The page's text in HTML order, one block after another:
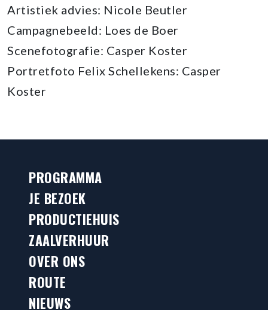
Artistiek advies: Nicole Beutler
Campagnebeeld: Loes de Boer
Scenefotografie: Casper Koster
Portretfoto Felix Schellekens: Casper
Koster
PROGRAMMA
JE BEZOEK
PRODUCTIEHUIS
ZAALVERHUUR
OVER ONS
ROUTE
NIEUWS